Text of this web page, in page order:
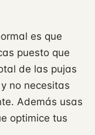
es que
puesto que
de las pujas
no necesitas
Además usas
optimice tus